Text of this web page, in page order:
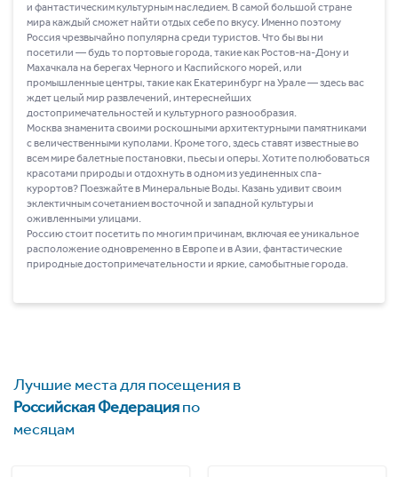
и фантастическим культурным наследием. В самой большой стране
мира каждый сможет найти отдых себе по вкусу. Именно поэтому
Россия чрезвычайно популярна среди туристов. Что бы вы ни
посетили ― будь то портовые города, такие как Ростов-на-Дону и
Махачкала на берегах Черного и Каспийского морей, или
промышленные центры, такие как Екатеринбург на Урале ― здесь вас
ждет целый мир развлечений, интереснейших
достопримечательностей и культурного разнообразия.
Москва знаменита своими роскошными архитектурными памятниками
с величественными куполами. Кроме того, здесь ставят известные во
всем мире балетные постановки, пьесы и оперы. Хотите полюбоваться
красотами природы и отдохнуть в одном из уединенных спа-
курортов? Поезжайте в Минеральные Воды. Казань удивит своим
эклектичным сочетанием восточной и западной культуры и
оживленными улицами.
Россию стоит посетить по многим причинам, включая ее уникальное
расположение одновременно в Европе и в Азии, фантастические
природные достопримечательности и яркие, самобытные города.
Лучшие места для посещения в
Российская Федерацияпо
месяцам